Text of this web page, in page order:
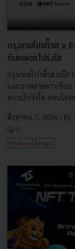
กรุงเทพโปรดิ๊วส x
ดันเกษตรโปร่งใส
กรุงเทพโปรดิ๊วส ผนึก
และภาพถ่ายดาวเทีย
ความโปร่งใส ตอบโจ
สิงหาคม 7, 2026 | By
0
PR News arcgis